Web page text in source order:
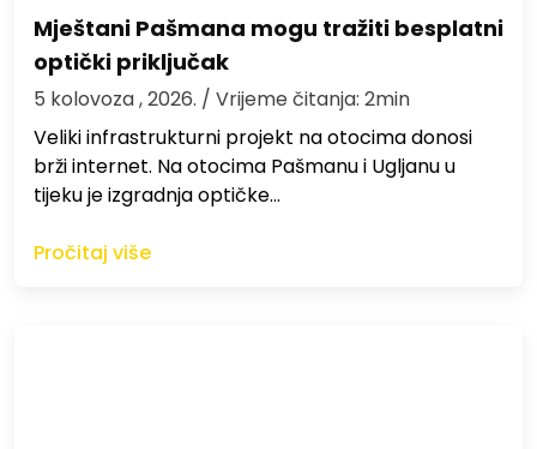
Mještani Pašmana mogu tražiti besplatni
optički priključak
5 kolovoza , 2026. / Vrijeme čitanja: 2min
Veliki infrastrukturni projekt na otocima donosi
brži internet. Na otocima Pašmanu i Ugljanu u
tijeku je izgradnja optičke…
Pročitaj više